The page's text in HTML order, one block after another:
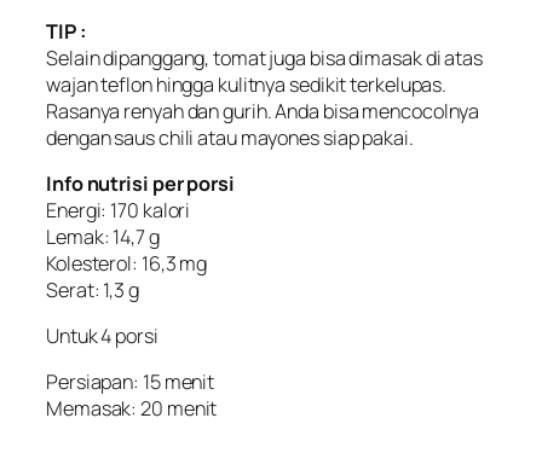
TIP :
Selain dipanggang, tomat juga bisa dimasak di atas
wajan teflon hingga kulitnya sedikit terkelupas.
Rasanya renyah dan gurih. Anda bisa mencocolnya
dengan saus chili atau mayones siap pakai.
Info nutrisi per porsi
Energi: 170 kalori
Lemak: 14,7 g
Kolesterol: 16,3 mg
Serat: 1,3 g
Untuk 4 porsi
Persiapan: 15 menit
Memasak: 20 menit